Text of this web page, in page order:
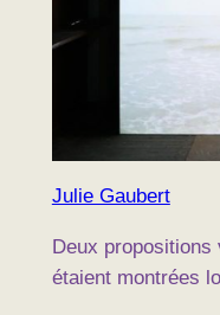
Julie Gaubert
Deux propositions
étaient montrées